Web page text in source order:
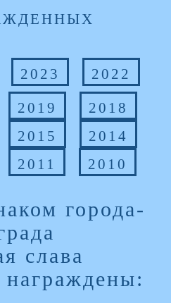
2023
2022
2019
2018
2015
2014
2011 2010
города-
слава
награждены: